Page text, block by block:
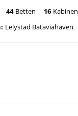
44 Betten 16 Kabinen
Lelystad Bataviahaven